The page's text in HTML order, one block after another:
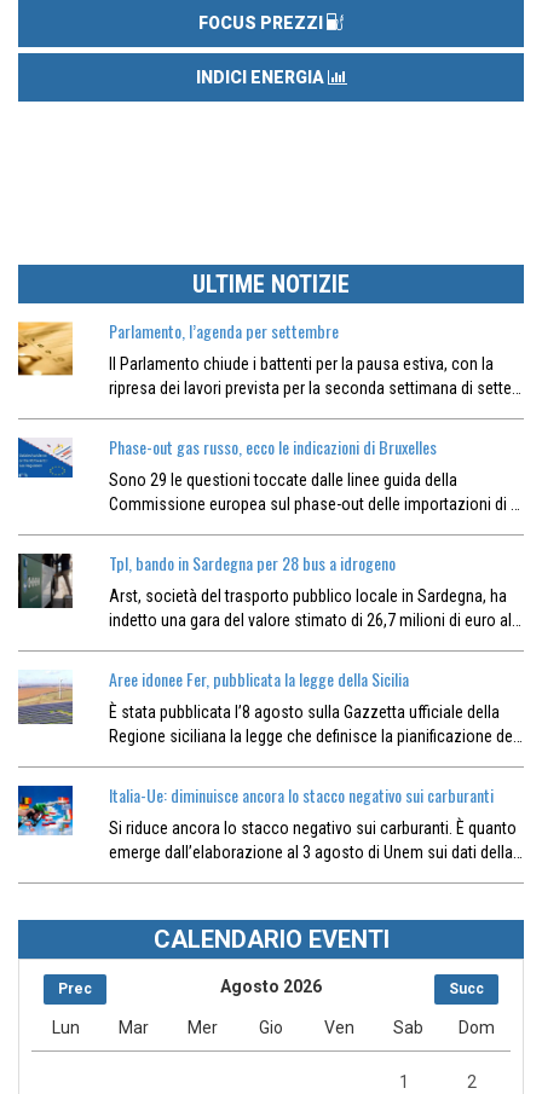
FOCUS PREZZI
INDICI ENERGIA
ULTIME NOTIZIE
Parlamento, l’agenda per settembre
Il Parlamento chiude i battenti per la pausa estiva, con la
ripresa dei lavori prevista per la seconda settimana di sette…
Phase-out gas russo, ecco le indicazioni di Bruxelles
Sono 29 le questioni toccate dalle linee guida della
Commissione europea sul phase-out delle importazioni di …
Tpl, bando in Sardegna per 28 bus a idrogeno
Arst, società del trasporto pubblico locale in Sardegna, ha
indetto una gara del valore stimato di 26,7 milioni di euro al…
Aree idonee Fer, pubblicata la legge della Sicilia
È stata pubblicata l’8 agosto sulla Gazzetta ufficiale della
Regione siciliana la legge che definisce la pianificazione de…
Italia-Ue: diminuisce ancora lo stacco negativo sui carburanti
Si riduce ancora lo stacco negativo sui carburanti. È quanto
emerge dall’elaborazione al 3 agosto di Unem sui dati della…
CALENDARIO EVENTI
Prec Succ
Agosto 2026
Lun Mar Mer Gio Ven Sab Dom
1 2